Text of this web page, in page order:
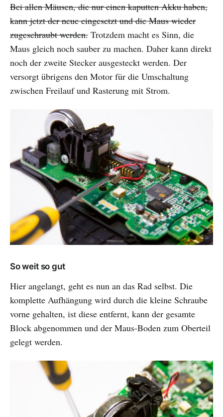
Bei allen Mäusen, die nur einen kaputten Akku haben,
kann jetzt der neue eingesetzt und die Maus wieder
zugeschraubt werden. Trotzdem macht es Sinn, die
Maus gleich noch sauber zu machen. Daher kann direkt
noch der zweite Stecker ausgesteckt werden. Der
versorgt übrigens den Motor für die Umschaltung
zwischen Freilauf und Rasterung mit Strom.
So weit so gut
Hier angelangt, geht es nun an das Rad selbst. Die
komplette Aufhängung wird durch die kleine Schraube
vorne gehalten, ist diese entfernt, kann der gesamte
Block abgenommen und der Maus-Boden zum Oberteil
gelegt werden.